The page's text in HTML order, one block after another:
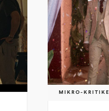
MIKRO-KRITIKE